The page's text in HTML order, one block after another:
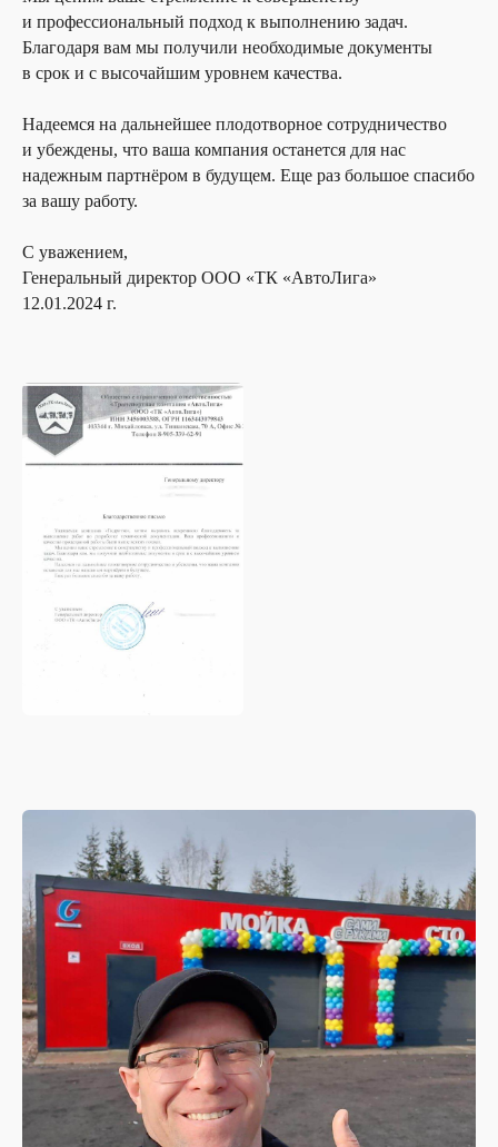
и профессиональный подход к выполнению задач.
Благодаря вам мы получили необходимые документы
в срок и с высочайшим уровнем качества.
Надеемся на дальнейшее плодотворное сотрудничество
и убеждены, что ваша компания останется для нас
надежным партнёром в будущем. Еще раз большое спасибо
за вашу работу.
С уважением,
Генеральный директор ООО «ТК «АвтоЛига»
12.01.2024 г.